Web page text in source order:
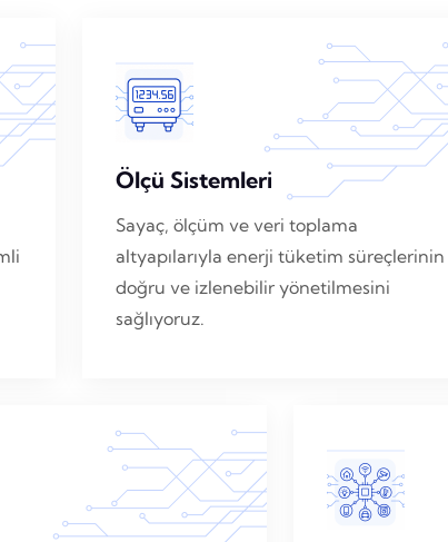
Ölçü Sistemleri
Sayaç, ölçüm ve veri toplama
altyapılarıyla enerji tüketim süreçlerinin
doğru ve izlenebilir yönetilmesini
sağlıyoruz.